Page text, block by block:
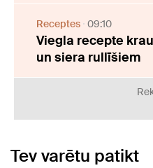
Receptes 09:10
Viegla recepte
un siera rullīšiem
Tev varētu patikt